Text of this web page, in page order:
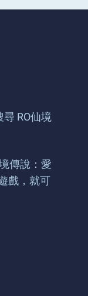
RO仙境
傳說：愛
戲，就可